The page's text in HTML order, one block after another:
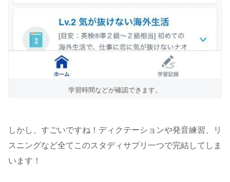
学習時間などが確認できます。
しかし、すごいですね！ディクテーションや発音練習、リ
スニングなど全てこのスタディサプリ一つで完結してしま
います！